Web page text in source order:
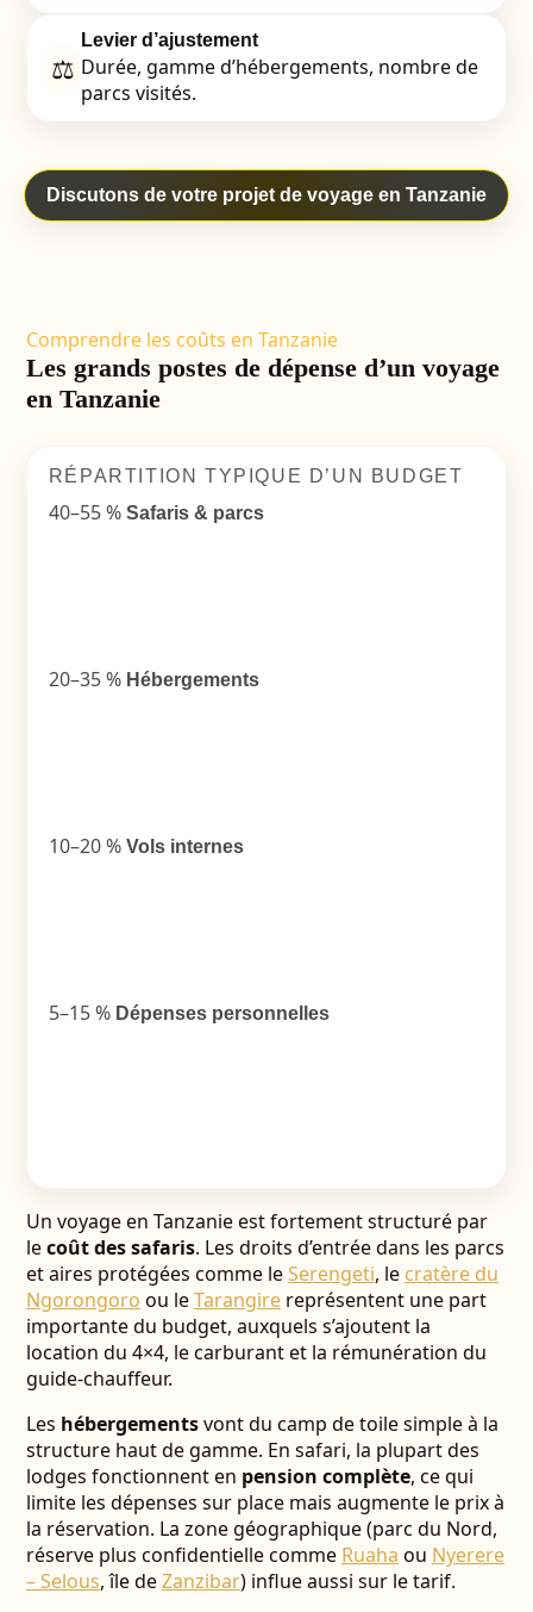
⚖️
Levier d’ajustement
Durée, gamme d’hébergements, nombre de
parcs visités.
Discutons de votre projet de voyage en Tanzanie
Comprendre les coûts en Tanzanie
Les grands postes de dépense d’un voyage
en Tanzanie
RÉPARTITION TYPIQUE D’UN BUDGET
40–55 % Safaris & parcs
20–35 % Hébergements
10–20 % Vols internes
5–15 % Dépenses personnelles
Un voyage en Tanzanie est fortement structuré par
lecoût des safaris. Les droits d’entrée dans les parcs
et aires protégées comme leSerengeti, le cratère du
Ngorongoro ou leTarangirereprésentent une part
importante du budget, auxquels s’ajoutent la
location du 4×4, le carburant et la rémunération du
guide-chauffeur.
Les hébergementsvont du camp de toile simple à la
structure haut de gamme. En safari, la plupart des
lodges fonctionnent en pension complète, ce qui
limite les dépenses sur place mais augmente le prix à
la réservation. La zone géographique (parc du Nord,
réserve plus confidentielle comme Ruaha ou Nyerere
– Selous, île deZanzibar) influe aussi sur le tarif.